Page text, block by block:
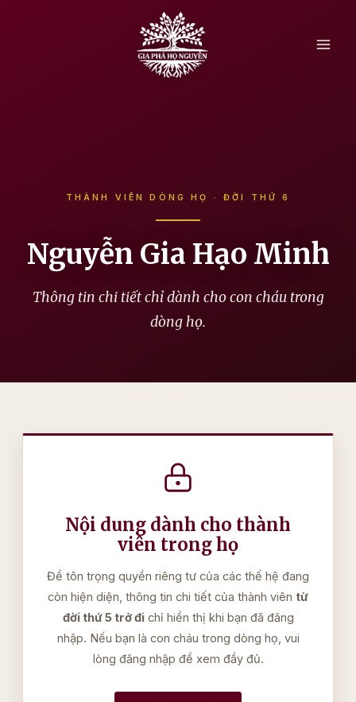
THÀNH VIÊN DÒNG HỌ · ĐỜI THỨ 6
Nguyễn Gia Hạo Minh
Thông tin chi tiết chỉ dành cho con cháu trong
dòng họ.
Nội dung dành cho thành
viên trong họ
Để tôn trọng quyền riêng tư của các thế hệ đang
còn hiện diện, thông tin chi tiết của thành viên từ
đời thứ 5 trở đichỉ hiển thị khi bạn đã đăng
nhập. Nếu bạn là con cháu trong dòng họ, vui
lòng đăng nhập để xem đầy đủ.